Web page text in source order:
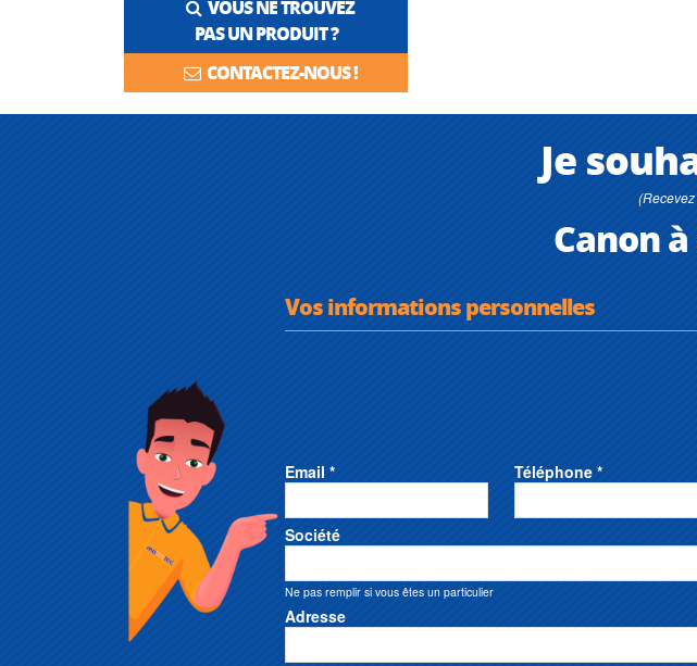
VOUS NE TROUVEZ
PAS UN PRODUIT ?
CONTACTEZ-NOUS !
Je
Canon
Vos informations personnelles
Email * Téléphone *
Société
Ne pas remplir si vous êtes un particulier
Adresse